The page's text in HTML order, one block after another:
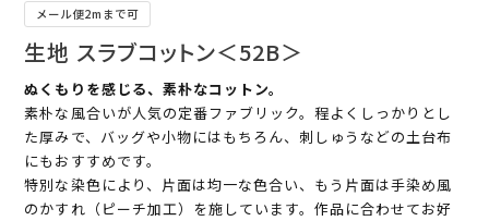
メール便2mまで可
生地 スラブコットン＜52B＞
ぬくもりを感じる、素朴なコットン。
素朴な風合いが人気の定番ファブリック。程よくしっかりとし
た厚みで、バッグや小物にはもちろん、刺しゅうなどの土台布
にもおすすめです。
特別な染色により、片面は均一な色合い、もう片面は手染め風
のかすれ（ピーチ加工）を施しています。作品に合わせてお好